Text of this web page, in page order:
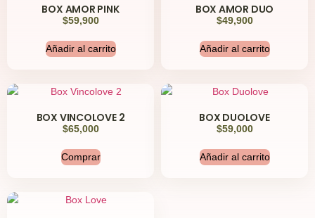
BOX AMOR PINK
$59,900
Añadir al carrito
BOX AMOR DUO
$49,900
Añadir al carrito
BOX VINCOLOVE 2
$65,000
Comprar
BOX DUOLOVE
$59,000
Añadir al carrito